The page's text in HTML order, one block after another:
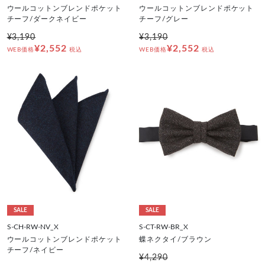
ウールコットンブレンドポケット
チーフ/ダークネイビー
¥3,190
WEB価格¥2,552 税込
ウールコットンブレンドポケット
チーフ/グレー
¥3,190
WEB価格¥2,552 税込
SALE
S-CH-RW-NV_X
ウールコットンブレンドポケット
チーフ/ネイビー
SALE
S-CT-RW-BR_X
蝶ネクタイ/ブラウン
¥4,290